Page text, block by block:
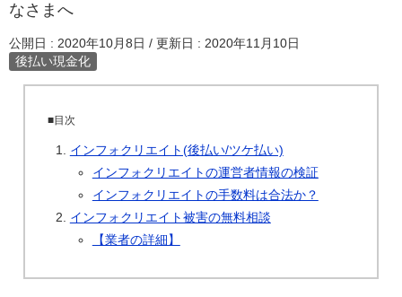
なさまへ
公開日 : 2020年10月8日 / 更新日 : 2020年11月10日
後払い現金化
■目次
インフォクリエイト(後払い/ツケ払い)
インフォクリエイトの運営者情報の検証
インフォクリエイトの手数料は合法か？
インフォクリエイト被害の無料相談
【業者の詳細】